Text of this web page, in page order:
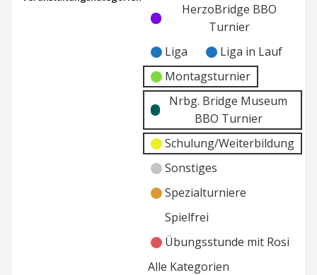
ohne
HerzoBridge BBO
Turnier
Liga
Liga in Lauf
Montagsturnier
Nrbg. Bridge Museum
BBO Turnier
Schulung/Weiterbildung
Sonstiges
Spezialturniere
Spielfrei
Übungsstunde mit Rosi
Alle Kategorien